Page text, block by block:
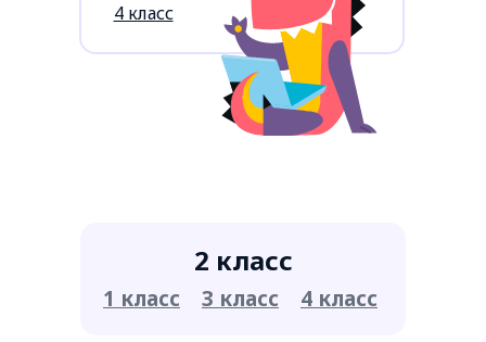
4 класс
2 класс
1 класс 3 класс 4 класс